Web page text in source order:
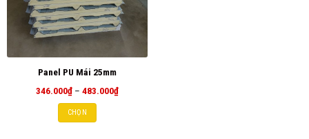
Panel PU Mái 25mm
346.000₫ – 483.000₫Khoảng
CHỌN